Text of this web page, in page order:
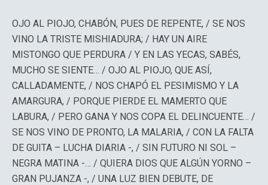
OJO AL PIOJO, CHABÓN, PUES DE REPENTE, / SE NOS
VINO LA TRISTE MISHIADURA; / HAY UN AIRE
MISTONGO QUE PERDURA / Y EN LAS YECAS, SABÉS,
MUCHO SE SIENTE… / OJO AL PIOJO, QUE ASÍ,
CALLADAMENTE, / NOS CHAPÓ EL PESIMISMO Y LA
AMARGURA, / PORQUE PIERDE EL MAMERTO QUE
LABURA, / PERO GANA Y NOS COPA EL DELINCUENTE… /
SE NOS VINO DE PRONTO, LA MALARIA, / CON LA FALTA
DE GUITA – LUCHA DIARIA -, / SIN FUTURO NI SOL –
NEGRA MATINA -… / QUIERA DIOS QUE ALGÚN YORNO –
GRAN PUJANZA -, / UNA LUZ BIEN DEBUTE, DE